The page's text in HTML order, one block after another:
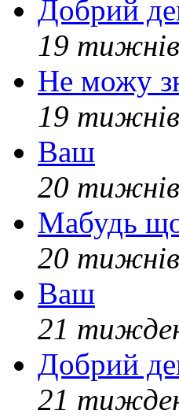
Добрий
19
Не можу
19
Ваш
20
Мабудь
20
Ваш
21
Добрий
21